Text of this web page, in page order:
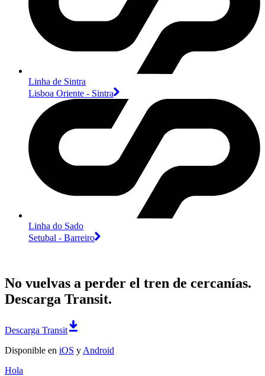
Linha de Sintra
Lisboa Oriente - Sintra
Linha do Sado
Setubal - Barreiro
No vuelvas a perder el tren de cercanías.
Descarga Transit.
Descarga Transit
Disponible en iOS y Android
Hola